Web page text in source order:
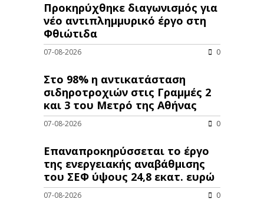
Προκηρύχθηκε διαγωνισμός για
νέo αντιπλημμυρικό έργο στη
Φθιώτιδα
07-08-2026 0
Στο 98% η αντικατάσταση
σιδηροτροχιών στις Γραμμές 2
και 3 του Μετρό της Αθήνας
07-08-2026 0
Επαναπροκηρύσσεται το έργο
της ενεργειακής αναβάθμισης
του ΣΕΦ ύψους 24,8 εκατ. ευρώ
07-08-2026 0